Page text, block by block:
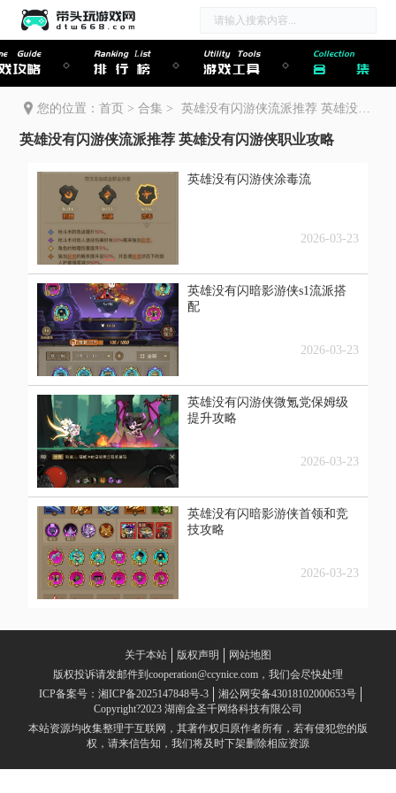
Guide
攻略
Ranking List
排行榜
Utility Tools
游戏工具
Collection
合集
您的位置：首页 >合集 > 英雄没有闪游侠流派推荐 英雄没有闪游侠职业攻略
英雄没有闪游侠流派推荐 英雄没有闪游侠职业攻略
英雄没有闪游侠涂毒流
2026-03-23
英雄没有闪暗影游侠s1流派搭
配
2026-03-23
英雄没有闪游侠微氪党保姆级
提升攻略
2026-03-23
英雄没有闪暗影游侠首领和竞
技攻略
2026-03-23
关于本站 版权声明
网站地图
版权投诉请发邮件到cooperation@ccynice.com，我们会尽快处理
ICP备案号：湘ICP备2025147848号-3
湘公网安备43018102000653号
Copyright?2023 湖南金圣千网络科技有限公司
本站资源均收集整理于互联网，其著作权归原作者所有，若有侵犯您的版
权，请来信告知，我们将及时下架删除相应资源